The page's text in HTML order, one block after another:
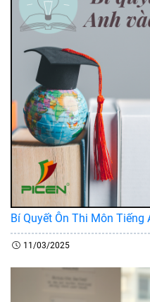
Bí Quyết Ôn Thi Môn Tiếng
11/03/2025